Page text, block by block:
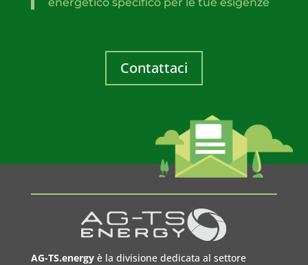
Contattaci
AG-TS.energyè la divisione dedicata al settore